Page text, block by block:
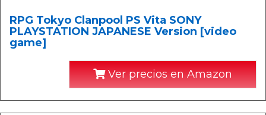
RPG Tokyo Clanpool PS Vita SONY
PLAYSTATION JAPANESE Version [video
game]
Ver precios en Amazon